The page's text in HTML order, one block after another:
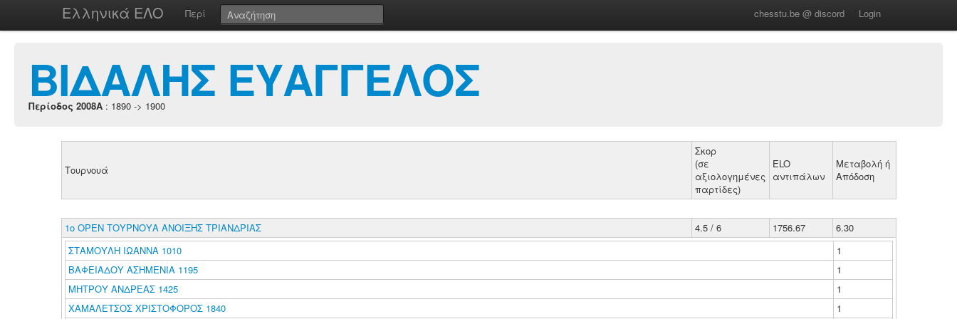
Ελληνικά ΕΛΟ Περί chesstu.be @ discord Login
ΒΙΔΑΛΗΣ ΕΥΑΓΓΕΛΟΣ
Περίοδος 2008A : 1890 -> 1900
Τουρνουά
Σκορ
(σε
αξιολογημένες
παρτίδες)
ELO
αντιπάλων
Μεταβολή ή
Απόδοση
1ο ΟΡΕΝ ΤΟΥΡΝΟΥΑ ΑΝΟΙΞΗΣ ΤΡΙΑΝΔΡΙΑΣ 4.5 / 6 1756.67
6.30
ΣΤΑΜΟΥΛΗ ΙΩΑΝΝΑ 1010
1
ΒΑΦΕΙΑΔΟΥ ΑΣΗΜΕΝΙΑ 1195
1
ΜΗΤΡΟΥ ΑΝΔΡΕΑΣ 1425
1
ΧΑΜΑΛΕΤΣΟΣ ΧΡΙΣΤΟΦΟΡΟΣ 1840
1